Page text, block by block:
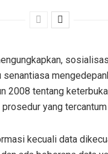
2008 tentang
yang
kecuali data